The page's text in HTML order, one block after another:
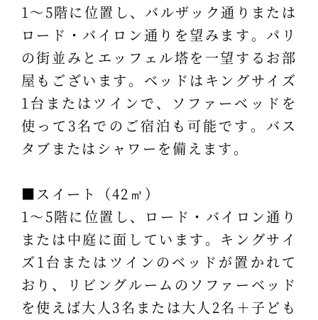
1～5階に位置し、バルザック通りまたは
ロード・バイロン通りを望みます。パリ
の街並みとエッフェル塔を一望するお部
屋もございます。ベッドはキングサイズ
1台またはツインで、ソファーベッドを
使って3名でのご宿泊も可能です。バス
タブまたはシャワーを備えます。
■スイート（42㎡）
1～5階に位置し、ロード・バイロン通り
または中庭に面しています。キングサイ
ズ1台またはツインのベッドが置かれて
おり、リビングルームのソファーベッド
を使えば大人3名または大人2名＋子ども